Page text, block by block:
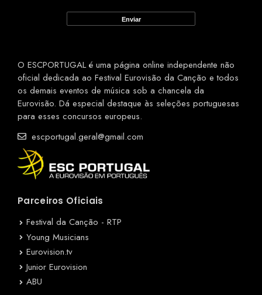
O ESCPORTUGAL é uma página online independente não
oficial dedicada ao Festival Eurovisão da Canção e todos
os demais eventos de música sob a chancela da
Eurovisão. Dá especial destaque às seleções portuguesas
para esses concursos europeus.
escportugal.geral@gmail.com
Parceiros Oficiais
Festival da Canção - RTP
Young Musicians
Eurovision.tv
Junior Eurovision
ABU